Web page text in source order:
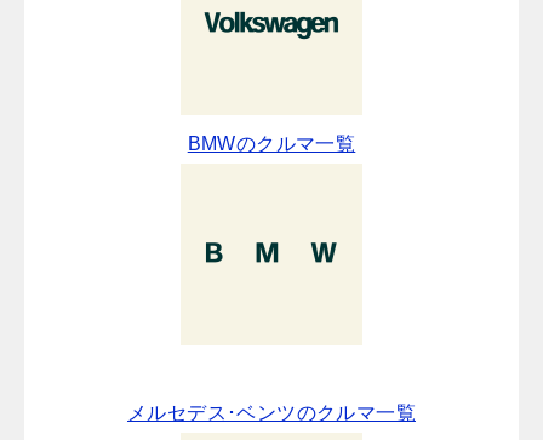
BMWのクルマ一覧
メルセデス･ベンツのクルマ一覧